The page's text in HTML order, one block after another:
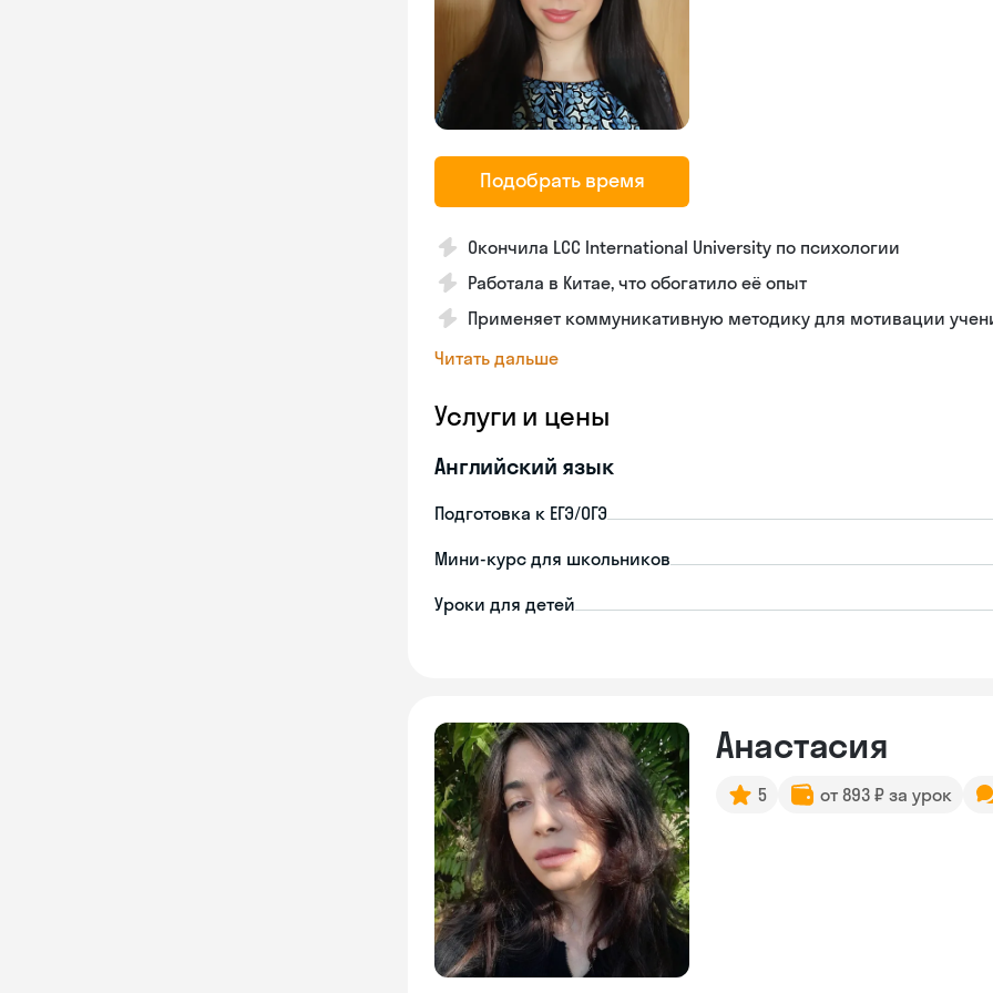
Подобрать время
Окончила LCC International University по психологии
Работала в Китае, что обогатило её опыт
Применяет коммуникативную методику для мотивации
Читать дальше
Услуги и цены
Английский язык
Подготовка к ЕГЭ/ОГЭ
Мини-курс для школьников
Уроки для детей
Анастасия
5 от 893 ₽ за урок